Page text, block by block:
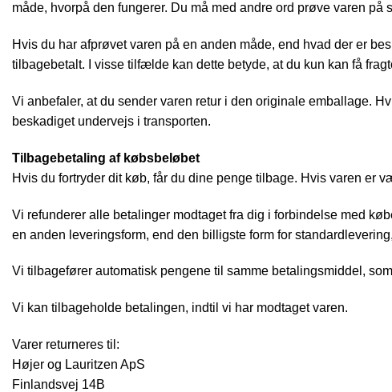
måde, hvorpå den fungerer. Du må med andre ord prøve varen
Hvis du har afprøvet varen på en anden måde, end hvad der er
tilbagebetalt. I visse tilfælde kan dette betyde, at du kun kan få
Vi anbefaler, at du sender varen retur i den originale emballage.
beskadiget undervejs i transporten.
Tilbagebetaling af købsbeløbet
Hvis du fortryder dit køb, får du dine penge tilbage. Hvis varen
Vi refunderer alle betalinger modtaget fra dig i forbindelse med
en anden leveringsform, end den billigste form for
Vi tilbagefører automatisk pengene til samme betalingsmiddel,
Vi kan tilbageholde betalingen, indtil vi har modtaget varen.
Varer returneres til:
Højer og Lauritzen ApS
Finlandsvej 14B